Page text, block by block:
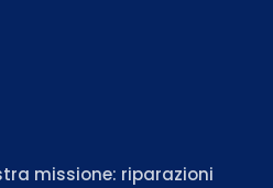
missione: riparazioni